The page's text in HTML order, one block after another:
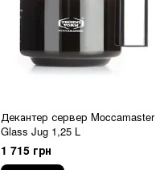
Декантер сервер Moccamaster
Glass Jug 1,25 L
1 715 грн